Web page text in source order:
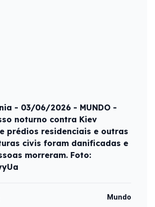
- 03/06/2026 - MUNDO -
noturno contra Kiev
prédios residenciais e outras
civis foram danificadas e
morreram. Foto:
Mundo